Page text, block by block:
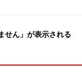
たら、ページ下部
け簡単なら、友だ
せん」が表示される